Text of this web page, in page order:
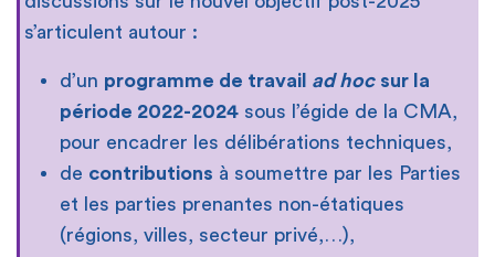
s’articulent autour :
d’un programme de travail ad hoc sur la
période 2022-2024 sous l’égide de la CMA,
pour encadrer les délibérations techniques,
de contributions à soumettre par les Parties
et les parties prenantes non-étatiques
(régions, villes, secteur privé,…),